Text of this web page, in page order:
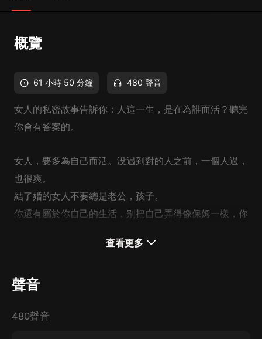
概覽
61 小時 50 分鐘 480 聲音
女人的私密故事告訴你：人這一生，是在為誰而活？聽完
你會有答案的。
女人，要多為自己而活。 没遇到對的人之前，一個人過，
也很爽。
結了婚的女人 不要總是老公，孩子。
你還有屬於你自己的生活，别把自己弄得像保姆一樣，你
得自己的世界就那麼大。
查看更多
聲音
480聲音